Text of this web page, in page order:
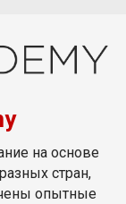
на основе
стран,
опытные